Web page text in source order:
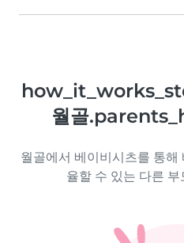
월골
월골에서 베이비시츠를 통
율할 수 있는 다른